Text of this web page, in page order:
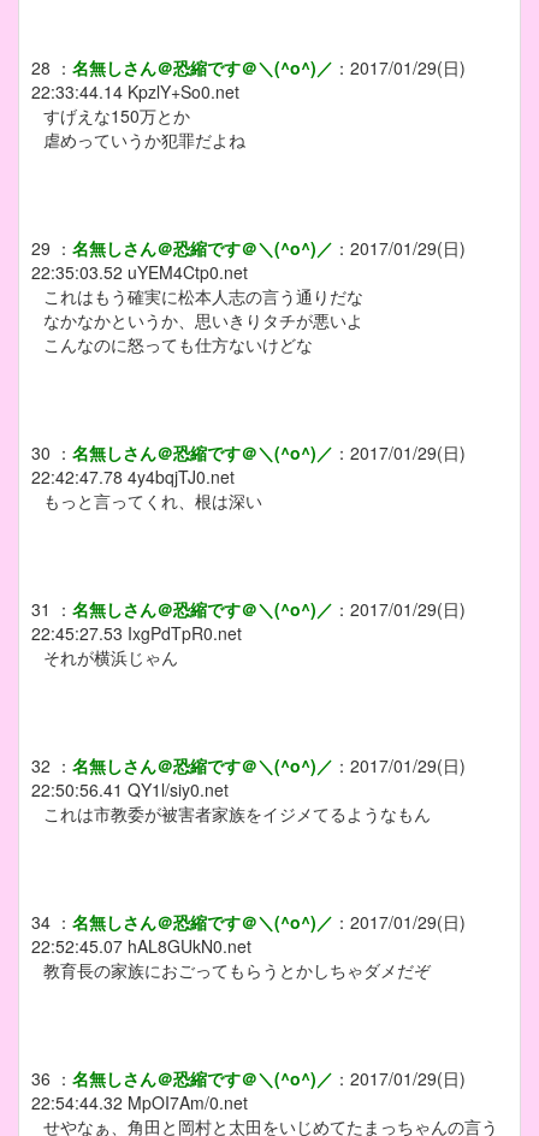
28 ： 名無しさん＠恐縮です＠＼(^o^)／ ： 2017/01/29(日)
22:33:44.14 KpzlY+So0.net
すげえな150万とか
虐めっていうか犯罪だよね
29 ： 名無しさん＠恐縮です＠＼(^o^)／ ： 2017/01/29(日)
22:35:03.52 uYEM4Ctp0.net
これはもう確実に松本人志の言う通りだな
なかなかというか、思いきりタチが悪いよ
こんなのに怒っても仕方ないけどな
30 ： 名無しさん＠恐縮です＠＼(^o^)／ ： 2017/01/29(日)
22:42:47.78 4y4bqjTJ0.net
もっと言ってくれ、根は深い
31 ： 名無しさん＠恐縮です＠＼(^o^)／ ： 2017/01/29(日)
22:45:27.53 IxgPdTpR0.net
それが横浜じゃん
32 ： 名無しさん＠恐縮です＠＼(^o^)／ ： 2017/01/29(日)
22:50:56.41 QY1l/siy0.net
これは市教委が被害者家族をイジメてるようなもん
34 ： 名無しさん＠恐縮です＠＼(^o^)／ ： 2017/01/29(日)
22:52:45.07 hAL8GUkN0.net
教育長の家族におごってもらうとかしちゃダメだぞ
36 ： 名無しさん＠恐縮です＠＼(^o^)／ ： 2017/01/29(日)
22:54:44.32 MpOI7Am/0.net
せやなぁ、角田と岡村と太田をいじめてたまっちゃんの言う